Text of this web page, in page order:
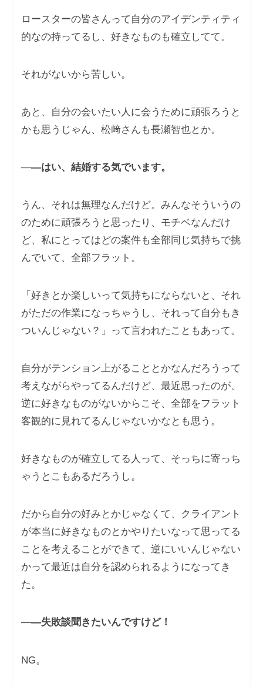
ロースターの皆さんって自分のアイデンティティ
的なの持ってるし、好きなものも確立してて。
それがないから苦しい。
あと、自分の会いたい人に会うために頑張ろうと
かも思うじゃん、松﨑さんも⻑瀬智也とか。
――はい、結婚する気でいます。
うん、それは無理なんだけど。みんなそういうの
のために頑張ろうと思ったり、モチベなんだけ
ど、私にとってはどの案件も全部同じ気持ちで挑
んでいて、全部フラット。
「好きとか楽しいって気持ちにならないと、それ
がただの作業になっちゃうし、それって自分もき
ついんじゃない？」って言われたこともあって。
自分がテンション上がることとかなんだろうって
考えながらやってるんだけど、最近思ったのが、
逆に好きなものがないからこそ、全部をフラット
客観的に見れてるんじゃないかなとも思う。
好きなものが確立してる人って、そっちに寄っち
ゃうとこもあるだろうし。
だから自分の好みとかじゃなくて、クライアント
が本当に好きなものとかやりたいなって思ってる
ことを考えることができて、逆にいいんじゃない
かって最近は自分を認められるようになってき
た。
――失敗談聞きたいんですけど！
NG。